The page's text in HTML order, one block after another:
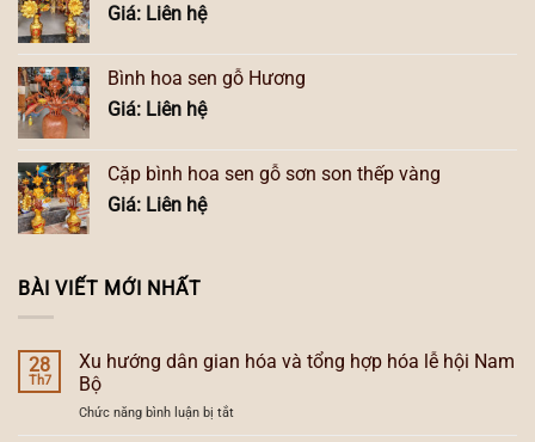
Giá: Liên hệ
Bình hoa sen gỗ Hương
Giá: Liên hệ
Cặp bình hoa sen gỗ sơn son thếp vàng
Giá: Liên hệ
BÀI VIẾT MỚI NHẤT
28
Th7
Xu hướng dân gian hóa và tổng hợp hóa lễ hội Nam
Bộ
Chức năng bình luận bị tắtở
Xu